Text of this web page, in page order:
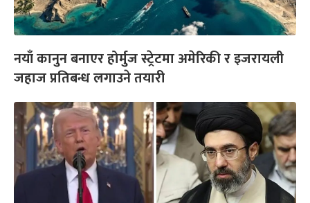
नयाँ कानुन बनाएर होर्मुज स्ट्रेटमा अमेरिकी र इजरायली
जहाज प्रतिबन्ध लगाउने तयारी